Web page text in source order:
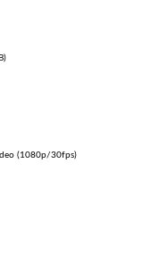
(1080p/30fps)